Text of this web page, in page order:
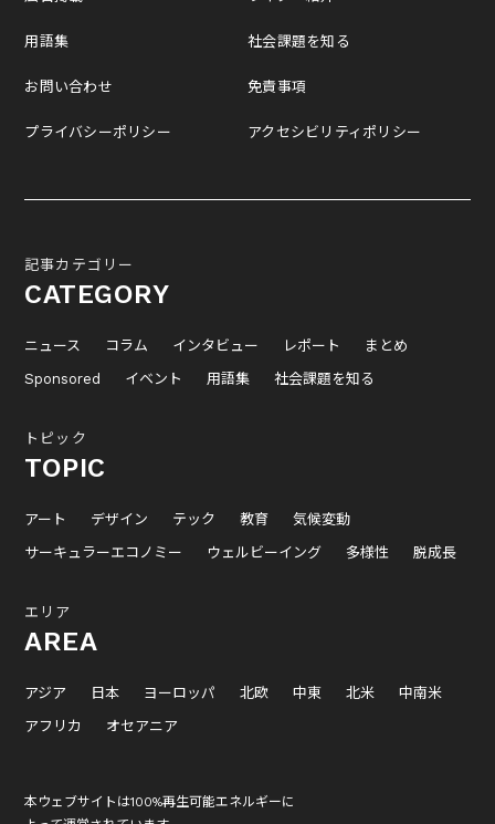
用語集
お問い合わせ
プライバシーポリシー
社会課題を知る
免責事項
アクセシビリティポリシー
記事カテゴリー
CATEGORY
ニュース コラム インタビュー レポート
まとめ
Sponsored
イベント 用語集 社会課題を知る
トピック
TOPIC
アート デザイン テック 教育
気候変動
サーキュラーエコノミー
ウェルビーイング 多様性 脱成長
エリア
AREA
アジア 日本 ヨーロッパ 北欧 中東 北米
中南米
アフリカ
オセアニア
本ウェブサイトは100%再生可能エネルギーに